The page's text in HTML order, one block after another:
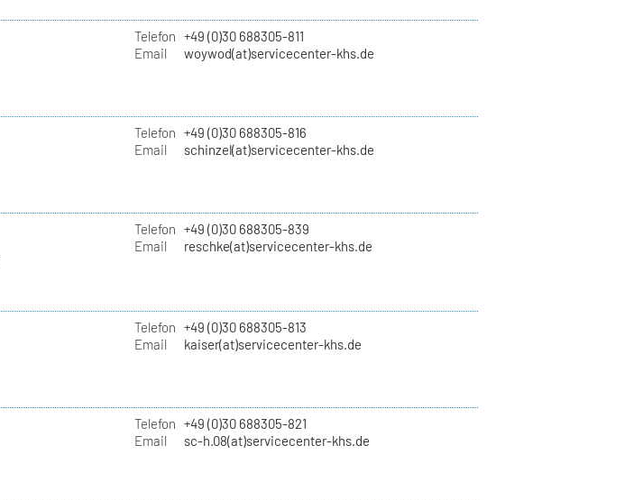
Telefon +49 (0)30 688305-811
Email
woywod(at)servicecenter-khs.de
Telefon +49 (0)30 688305-816
Email
schinzel(at)servicecenter-khs.de
Telefon +49 (0)30 688305-839
Email
reschke(at)servicecenter-khs.de
Telefon +49 (0)30 688305-813
Email
kaiser(at)servicecenter-khs.de
Telefon +49 (0)30 688305-821
Email
sc-h.08(at)servicecenter-khs.de